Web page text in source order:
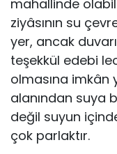
mahallinde
ziyâsının su
yer, ancak
teşekkül edebi
olmasına imkân
alanından suya
değil suyun
çok parlaktır.